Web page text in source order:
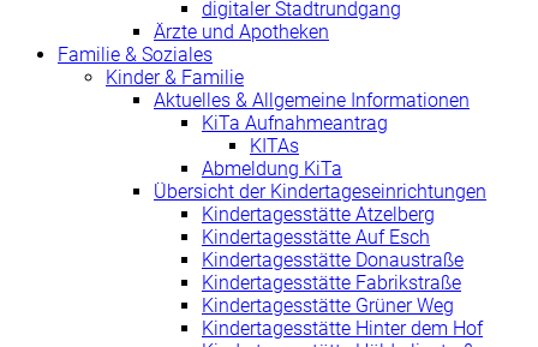
digitaler Stadtrundgang
Ärzte und Apotheken
Familie & Soziales
Kinder & Familie
Aktuelles & Allgemeine Informationen
KiTa Aufnahmeantrag
KITAs
Abmeldung KiTa
Übersicht der Kindertageseinrichtungen
Kindertagesstätte Atzelberg
Kindertagesstätte Auf Esch
Kindertagesstätte Donaustraße
Kindertagesstätte Fabrikstraße
Kindertagesstätte Grüner Weg
Kindertagesstätte Hinter dem Hof